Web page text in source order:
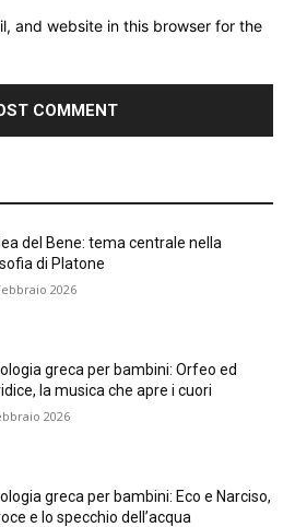
and website in this browser for the
del Bene: tema centrale nella
di Platone
2026
greca per bambini: Orfeo ed
la musica che apre i cuori
2026
greca per bambini: Eco e Narciso,
e lo specchio dell’acqua